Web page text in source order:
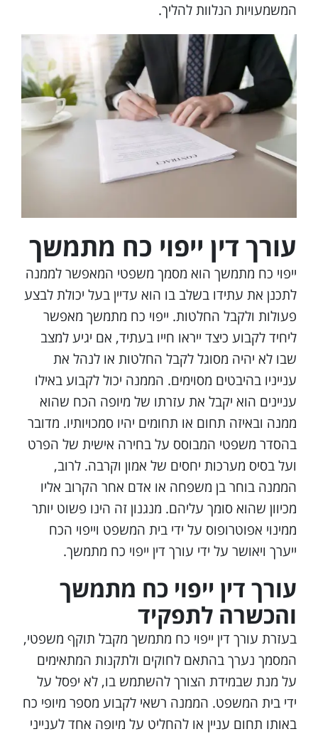
המשמעויות הנלוות להליך.
עורך דין ייפוי כח מתמשך
ייפוי כח מתמשך הוא מסמך משפטי המאפשר לממנה
לתכנן את עתידו בשלב בו הוא עדיין בעל יכולת לבצע
פעולות ולקבל החלטות. ייפוי כח מתמשך מאפשר
ליחיד לקבוע כיצד ייראו חייו בעתיד, אם יגיע למצב
שבו לא יהיה מסוגל לקבל החלטות או לנהל את
ענייניו בהיבטים מסוימים. הממנה יכול לקבוע באילו
עניינים הוא יקבל את עזרתו של מיופה הכח שהוא
ממנה ובאיזה תחום או תחומים יהיו סמכויותיו. מדובר
בהסדר משפטי המבוסס על בחירה אישית של הפרט
ועל בסיס מערכות יחסים של אמון וקרבה. לרוב,
הממנה בוחר בן משפחה או אדם אחר הקרוב אליו
מכיוון שהוא סומך עליהם. מנגנון זה הינו פשוט יותר
ממינוי אפוטרופוס על ידי בית המשפט וייפוי הכח
ייערך ויאושר על ידי עורך דין ייפוי כח מתמשך.
עורך דין ייפוי כח מתמשך
והכשרה לתפקיד
בעזרת עורך דין ייפוי כח מתמשך מקבל תוקף משפטי,
המסמך נערך בהתאם לחוקים ולתקנות המתאימים
על מנת שבמידת הצורך להשתמש בו, לא יפסל על
ידי בית המשפט. הממנה רשאי לקבוע מספר מיופי כח
באותו תחום עניין או להחליט על מיופה אחד לענייני